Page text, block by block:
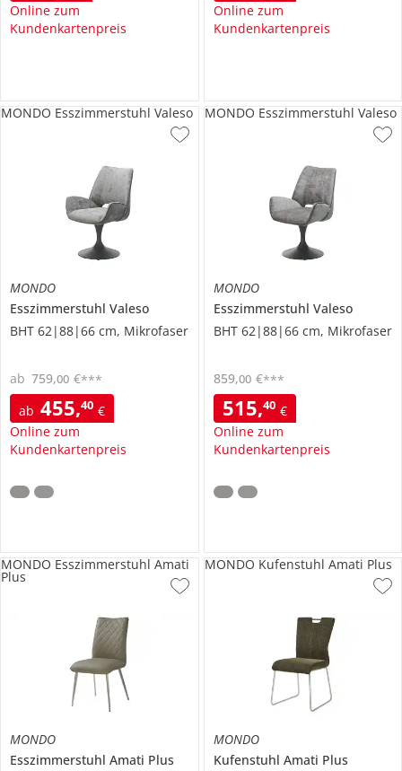
Online zum
Kundenkartenpreis
Online zum
Kundenkartenpreis
MONDO
Esszimmerstuhl Valeso
BHT 62|88|66 cm, Mikrofaser
ab 455,40 €
Online zum
Kundenkartenpreis
ab 759,00 €***
MONDO Esszimmerstuhl Valeso
MONDO
Esszimmerstuhl Valeso
BHT 62|88|66 cm, Mikrofaser
515,40 €
Online zum
Kundenkartenpreis
859,00 €***
MONDO Esszimmerstuhl Valeso
MONDO
Esszimmerstuhl Amati Plus
MONDO Esszimmerstuhl Amati
Plus
MONDO
Kufenstuhl Amati Plus
MONDO Kufenstuhl Amati Plus